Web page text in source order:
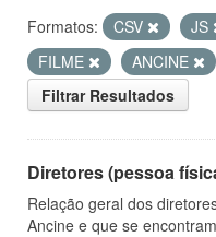
Formatos: CSV JS
FILME
ANCINE
Filtrar Resultados
Diretores (pessoa
Relação geral dos
Ancine e que se